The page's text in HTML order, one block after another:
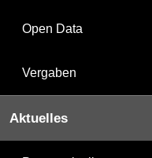
Open Data
Vergaben
Aktuelles